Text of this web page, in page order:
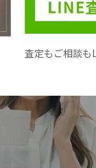
査定もご相談も